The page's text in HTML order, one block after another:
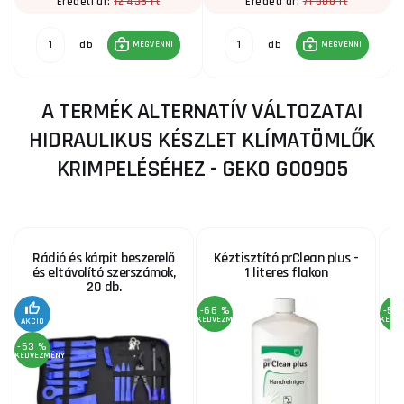
db MEGVENNI db MEGVENNI
A TERMÉK ALTERNATÍV VÁLTOZATAI
HIDRAULIKUS KÉSZLET KLÍMATÖMLŐK
KRIMPELÉSÉHEZ - GEKO G00905
Rádió és kárpit beszerelő
és eltávolító szerszámok,
20 db.
AKCIÓ
-53 %
KEDVEZMÉNY
Kéztisztító prClean plus -
1 literes flakon
-66 %
KEDVEZMÉNY
-52